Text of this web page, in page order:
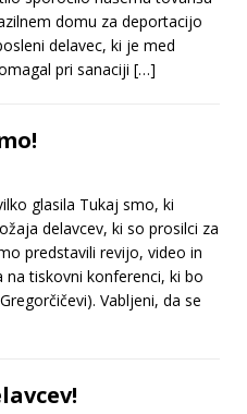
domu za deportacijo
delavec, ki je med
pri sanaciji […]
glasila Tukaj smo, ki
delavcev, ki so prosilci za
predstavili revijo, video in
tiskovni konferenci, ki bo
Vabljeni, da se